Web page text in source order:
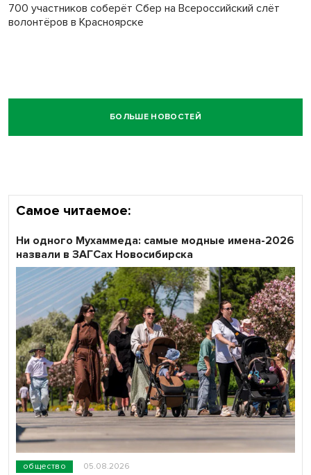
700 участников соберёт Сбер на Всероссийский слёт
волонтёров в Красноярске
БОЛЬШЕ НОВОСТЕЙ
Самое читаемое:
общество 05.08.2026
Ни одного Мухаммеда: самые модные имена-2026
назвали в ЗАГСах Новосибирска